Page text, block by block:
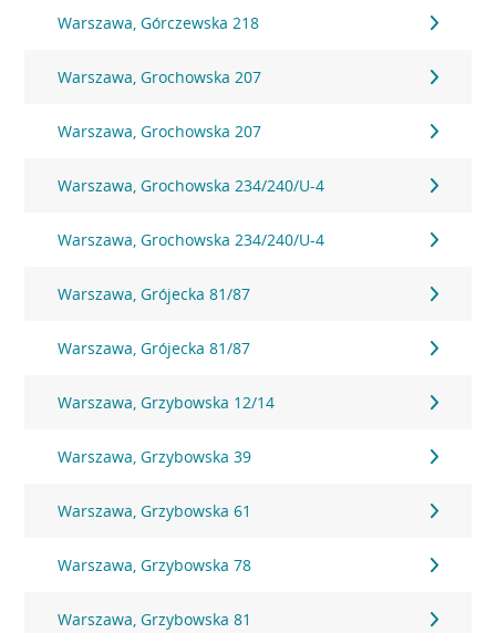
Warszawa, Górczewska 218
Warszawa, Grochowska 207
Warszawa, Grochowska 207
Warszawa, Grochowska 234/240/U-4
Warszawa, Grochowska 234/240/U-4
Warszawa, Grójecka 81/87
Warszawa, Grójecka 81/87
Warszawa, Grzybowska 12/14
Warszawa, Grzybowska 39
Warszawa, Grzybowska 61
Warszawa, Grzybowska 78
Warszawa, Grzybowska 81